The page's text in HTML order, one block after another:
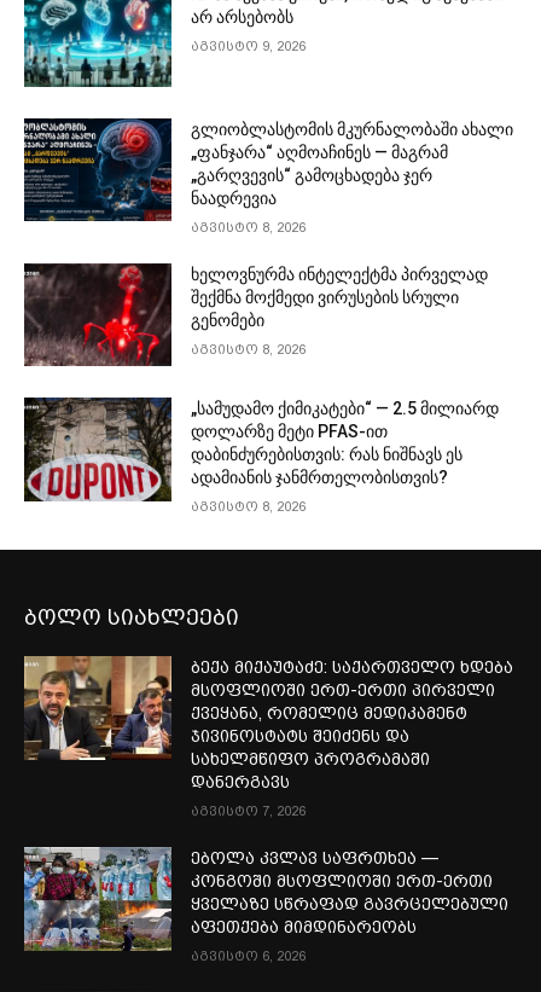
არ არსებობს
აგვისტო 9, 2026
გლიობლასტომის მკურნალობაში ახალი
„ფანჯარა“ აღმოაჩინეს — მაგრამ
„გარღვევის“ გამოცხადება ჯერ
ნაადრევია
აგვისტო 8, 2026
ხელოვნურმა ინტელექტმა პირველად
შექმნა მოქმედი ვირუსების სრული
გენომები
აგვისტო 8, 2026
„სამუდამო ქიმიკატები“ — 2.5 მილიარდ
დოლარზე მეტი PFAS-ით
დაბინძურებისთვის: რას ნიშნავს ეს
ადამიანის ჯანმრთელობისთვის?
აგვისტო 8, 2026
ბოლო სიახლეები
ბექა მიქაუტაძე: საქართველო ხდება
მსოფლიოში ერთ-ერთი პირველი
ქვეყანა, რომელიც მედიკამენტ
ჯივინოსტატს შეიძენს და
სახელმწიფო პროგრამაში
დანერგავს
აგვისტო 7, 2026
ებოლა კვლავ საფრთხეა —
კონგოში მსოფლიოში ერთ-ერთი
ყველაზე სწრაფად გავრცელებული
აფეთქება მიმდინარეობს
აგვისტო 6, 2026